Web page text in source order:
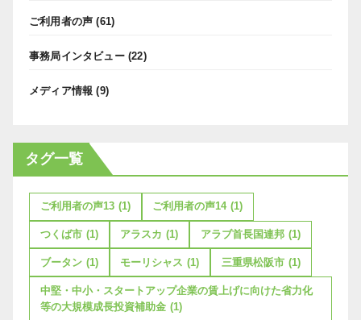
ご利用者の声 (61)
事務局インタビュー(22)
メディア情報 (9)
タグ一覧
ご利用者の声13 (1) ご利用者の声14 (1)
つくば市 (1) アラスカ (1) アラブ首長国連邦 (1)
ブータン (1) モーリシャス (1) 三重県松阪市 (1)
中堅・中小・スタートアップ企業の賃上げに向けた省力化
等の大規模成長投資補助金 (1)